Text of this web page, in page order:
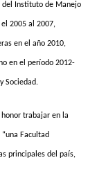
del Instituto de Manejo
2005 al 2007,
en el año 2010,
en el período 2012-
Sociedad.
honor trabajar en la
Facultad
principales del país,